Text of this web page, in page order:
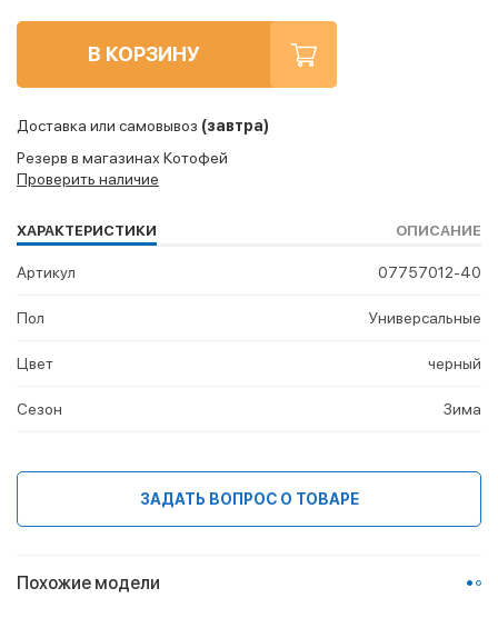
В КОРЗИНУ
Доставка или самовывоз (завтра)
Резерв в магазинах Котофей
Проверить наличие
ХАРАКТЕРИСТИКИ ОПИСАНИЕ
Артикул 07757012-40
Пол Универсальные
Цвет черный
Сезон Зима
ЗАДАТЬ ВОПРОС О ТОВАРЕ
Похожие модели